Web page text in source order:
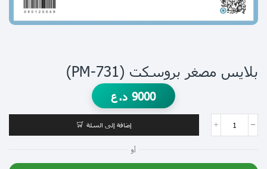
بلايس مصغر بروسكت (PM-731)
9000 د.ع
إضافة إلى السلة
أو